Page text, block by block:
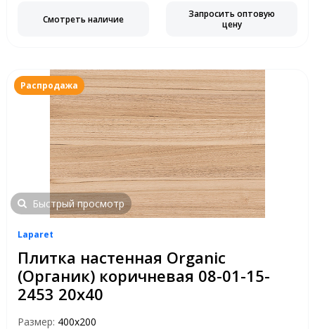
Смотреть наличие
Запросить оптовую
цену
Распродажа
Быстрый просмотр
Laparet
Плитка настенная Organic
(Органик) коричневая 08-01-15-
2453 20х40
Размер: 400х200